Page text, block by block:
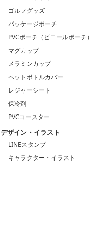
ゴルフグッズ
パッケージポーチ
PVCポーチ（ビニールポーチ）
マグカップ
メラミンカップ
ペットボトルカバー
レジャーシート
保冷剤
PVCコースター
デザイン・イラスト
LINEスタンプ
キャラクター・イラスト